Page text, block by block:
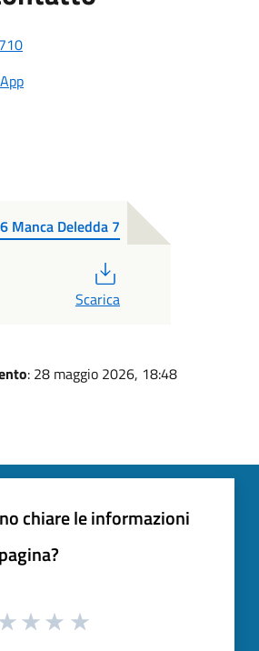
Manca Deledda 7
Scarica
: 28 maggio 2026, 18:48
chiare le informazioni